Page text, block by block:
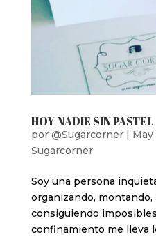
HOY NADIE SIN PASTEL
por @Sugarcorner| May
Sugarcorner
Soy una persona
organizando,
consiguiendo
confinamiento me lleva